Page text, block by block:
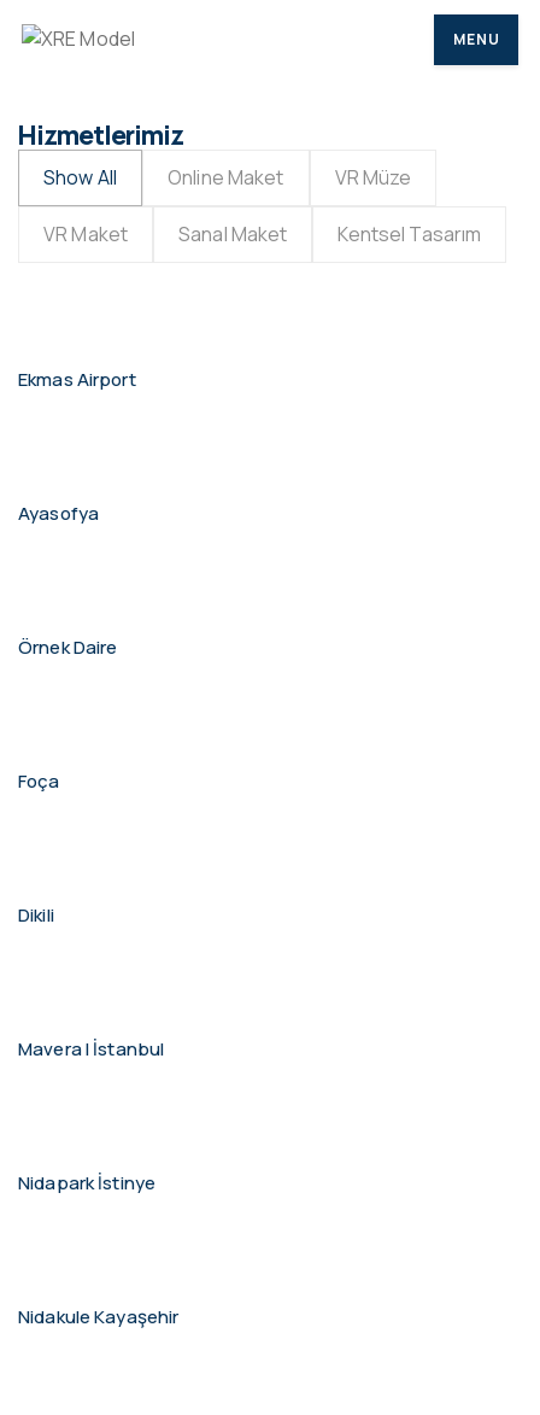
MENU
Hizmetlerimiz
Show All Online Maket VR Müze
VR Maket Sanal Maket Kentsel Tasarım
Ekmas Airport
Ayasofya
Örnek Daire
Foça
Dikili
Mavera I İstanbul
Nidapark İstinye
Nidakule Kayaşehir